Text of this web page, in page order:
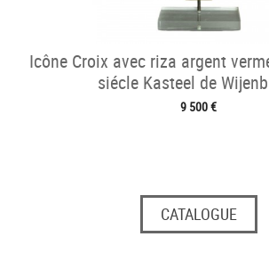
Icône Croix avec riza argent
siécle Kasteel de
9 500 €
CATALOGUE